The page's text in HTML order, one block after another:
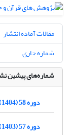
مقالات آماده انتشار
شماره جاری
شماره‌های پیشین
دوره 58 (1404)
دوره 57 (1403)